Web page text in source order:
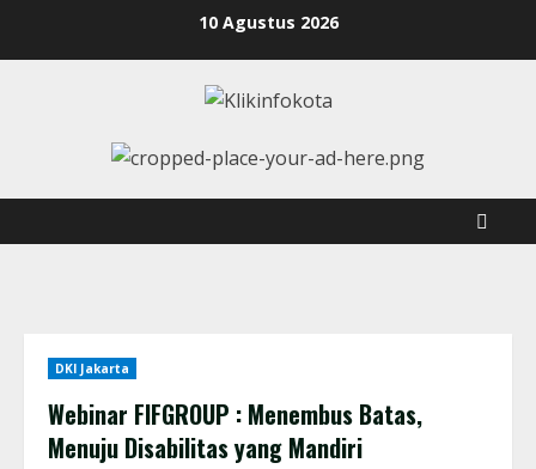
10 Agustus 2026
DKI Jakarta
Webinar FIFGROUP : Menembus Batas,
Menuju Disabilitas yang Mandiri